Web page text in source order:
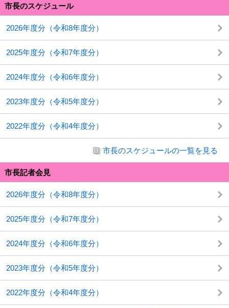
市長のスケジュール
2026年度分（令和8年度分）
2025年度分（令和7年度分）
2024年度分（令和6年度分）
2023年度分（令和5年度分）
2022年度分（令和4年度分）
市長のスケジュールの一覧を見る
市長記者会見
2026年度分（令和8年度分）
2025年度分（令和7年度分）
2024年度分（令和6年度分）
2023年度分（令和5年度分）
2022年度分（令和4年度分）